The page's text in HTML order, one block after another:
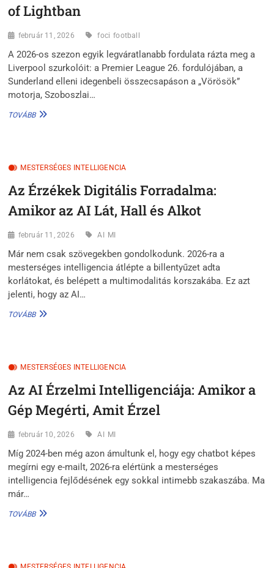
of Lightban
február 11, 2026 foci football
A 2026-os szezon egyik legváratlanabb fordulata rázta meg a
Liverpool szurkolóit: a Premier League 26. fordulójában, a
Sunderland elleni idegenbeli összecsapáson a „Vörösök”
motorja, Szoboszlai…
TOVÁBBÜRES
SZOBOSZLAI
KELL
NYERNIE
LIVERPOOLNAK
STADIUM
OF
LIGHTBAN
MESTERSÉGES INTELLIGENCIA
Az Érzékek Digitális Forradalma:
Amikor az AI Lát, Hall és Alkot
február 11, 2026 AI MI
Már nem csak szövegekben gondolkodunk. 2026-ra a
mesterséges intelligencia átlépte a billentyűzet adta
korlátokat, és belépett a multimodalitás korszakába. Ez azt
jelenti, hogy az AI…
TOVÁBBAZ
AZ
LÁT,
ÉS
MESTERSÉGES INTELLIGENCIA
Az AI Érzelmi Intelligenciája: Amikor a
Gép Megérti, Amit Érzel
február 10, 2026 AI MI
Míg 2024-ben még azon ámultunk el, hogy egy chatbot képes
megírni egy e-mailt, 2026-ra elértünk a mesterséges
intelligencia fejlődésének egy sokkal intimebb szakaszába. Ma
már…
TOVÁBBAZ